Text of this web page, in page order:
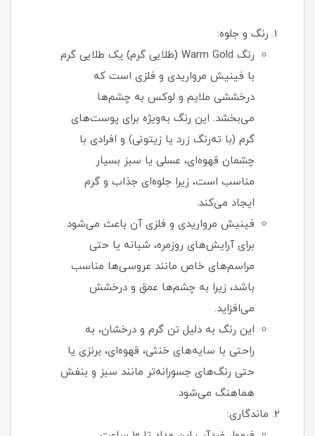
رنگ و جلوه:
رنگ Warm Gold (طلایی گرم) یک طلایی گرم
با فینیش مرواریدی و فلزی است که
درخششی ملایم و لوکس به چشم‌ها
می‌بخشد. این رنگ به‌ویژه برای پوست‌های
گرم (با ته‌رنگ زرد یا زیتونی) و افرادی با
چشمان قهوه‌ای، عسلی یا سبز بسیار
مناسب است، زیرا جلوه‌ای جذاب و گرم
ایجاد می‌کند.
فینیش مرواریدی و فلزی آن باعث می‌شود
برای آرایش‌های روزمره، شبانه یا حتی
مراسم‌های خاص مانند عروسی‌ها مناسب
باشد، زیرا به چشم‌ها عمق و درخشش
می‌افزاید.
این رنگ به دلیل تن گرم و درخشان، به
راحتی با سایه‌های خنثی، قهوه‌ای، برنزی یا
حتی رنگ‌های جسورانه‌تر مانند سبز و بنفش
هماهنگ می‌شود.
ماندگاری: